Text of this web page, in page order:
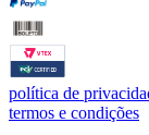
política de
termos e condições